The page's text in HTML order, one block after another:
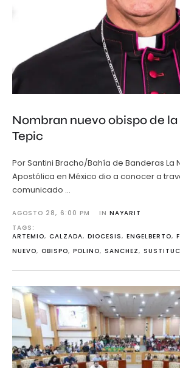
Nombran nuevo obispo de
Tepic
Por Santini Bracho/Bahía de Banderas La
Apostólica en México dio a conocer a
comunicado …
AGOSTO 28, 6:00 PM IN NAYARIT
TAGS:
ARTEMIO, CALZADA, DIOCESIS, ENGELBERTO,
NUEVO, OBISPO, POLINO, SANCHEZ,